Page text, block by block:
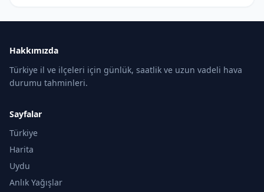
Hakkımızda
Türkiye il ve ilçeleri için günlük, saatlik ve uzun vadeli hava
durumu tahminleri.
Sayfalar
Türkiye
Harita
Uydu
Anlık Yağışlar